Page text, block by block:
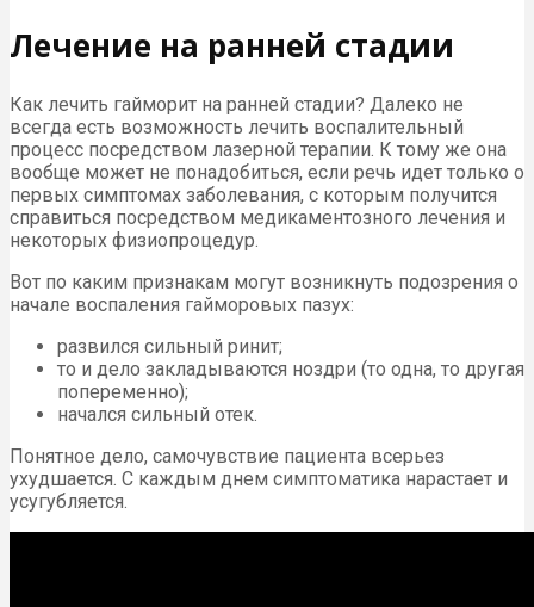
Лечение на ранней стадии
Как лечить гайморит на ранней стадии? Далеко не
всегда есть возможность лечить воспалительный
процесс посредством лазерной терапии. К тому же она
вообще может не понадобиться, если речь идет только о
первых симптомах заболевания, с которым получится
справиться посредством медикаментозного лечения и
некоторых физиопроцедур.
Вот по каким признакам могут возникнуть подозрения о
начале воспаления гайморовых пазух:
развился сильный ринит;
то и дело закладываются ноздри (то одна, то другая
попеременно);
начался сильный отек.
Понятное дело, самочувствие пациента всерьез
ухудшается. С каждым днем симптоматика нарастает и
усугубляется.